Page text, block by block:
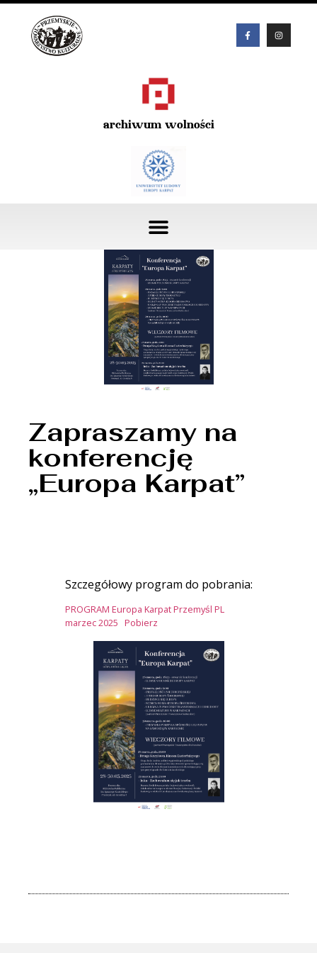
archiwum wolności
Zapraszamy na
konferencję
„Europa Karpat”
Szczegółowy program do pobrania:
PROGRAM Europa Karpat Przemyśl PL
marzec 2025 Pobierz